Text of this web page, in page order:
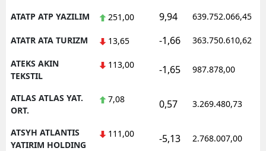
ATATP ATP YAZILIM 251,00 9,94 639.752.066,45
ATATR ATA TURIZM 13,65 -1,66 363.750.610,62
ATEKS AKIN
TEKSTIL
113,00 -1,65 987.878,00
ATLAS ATLAS YAT.
ORT.
7,08 0,57 3.269.480,73
ATSYH ATLANTIS
YATIRIM HOLDING
111,00 -5,13 2.768.007,00